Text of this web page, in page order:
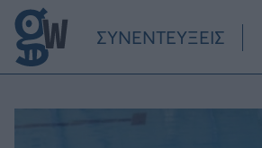
Παράκαμψη προς το κυρίως περιεχόμενο
ΣΥΝΕΝΤΕΥΞΕΙΣ